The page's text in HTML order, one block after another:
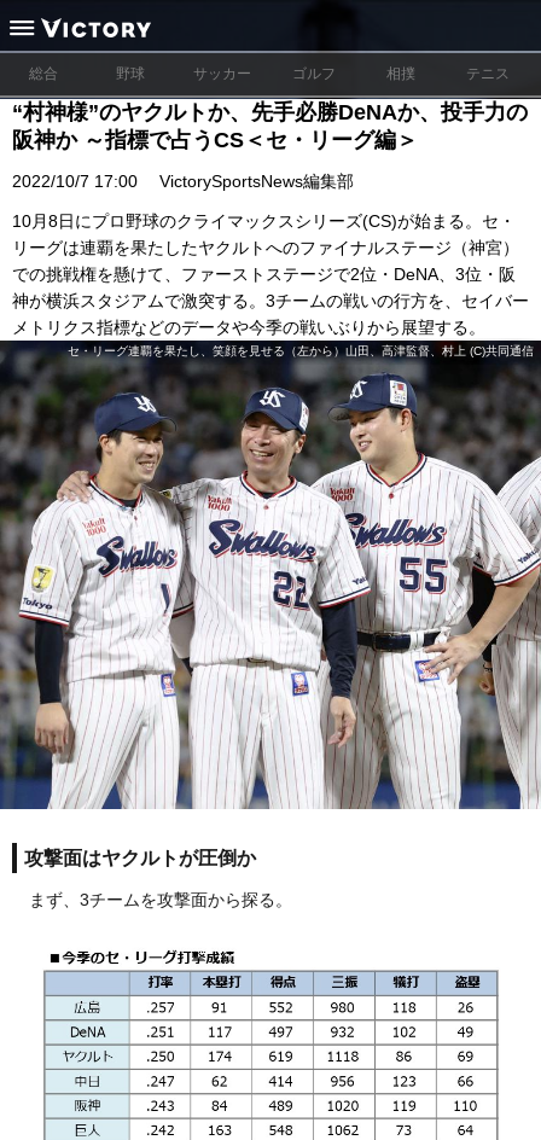
総合 野球 サッカー ゴルフ 相撲 テニス
“村神様”のヤクルトか、先手必勝DeNAか、投手力の
阪神か ～指標で占うCS＜セ・リーグ編＞
2022/10/7 17:00 VictorySportsNews編集部
10月8日にプロ野球のクライマックスシリーズ(CS)が始まる。セ・
リーグは連覇を果たしたヤクルトへのファイナルステージ（神宮）
での挑戦権を懸けて、ファーストステージで2位・DeNA、3位・阪
神が横浜スタジアムで激突する。3チームの戦いの行方を、セイバー
メトリクス指標などのデータや今季の戦いぶりから展望する。
セ・リーグ連覇を果たし、笑顔を見せる（左から）山田、高津監督、村上 (C)共同通信
攻撃面はヤクルトが圧倒か
まず、3チームを攻撃面から探る。